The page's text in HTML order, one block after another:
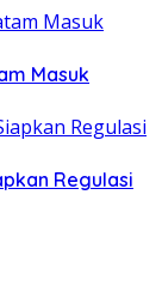
Masuk
Regulasi